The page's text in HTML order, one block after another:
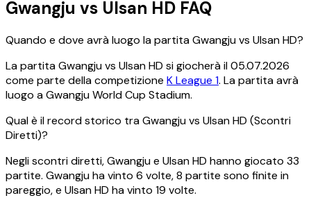
Gwangju vs Ulsan HD FAQ
Quando e dove avrà luogo la partita Gwangju vs Ulsan HD?
La partita Gwangju vs Ulsan HD si giocherà il 05.07.2026
come parte della competizione K League 1. La partita avrà
luogo a Gwangju World Cup Stadium.
Qual è il record storico tra Gwangju vs Ulsan HD (Scontri
Diretti)?
Negli scontri diretti, Gwangju e Ulsan HD hanno giocato 33
partite. Gwangju ha vinto 6 volte, 8 partite sono finite in
pareggio, e Ulsan HD ha vinto 19 volte.